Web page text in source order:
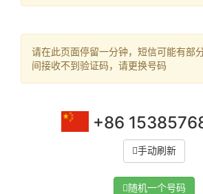
请在此页面停留一分钟，短信可能有部
间接收不到验证码，请更换号码
+86
手动刷新
随机一个号码